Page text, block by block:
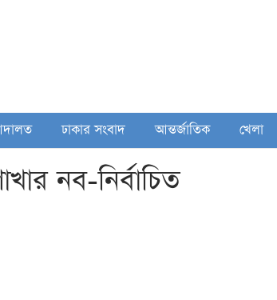
ঢাকার সংবাদ আন্তর্জাতিক খেলা
নব-নির্বাচিত